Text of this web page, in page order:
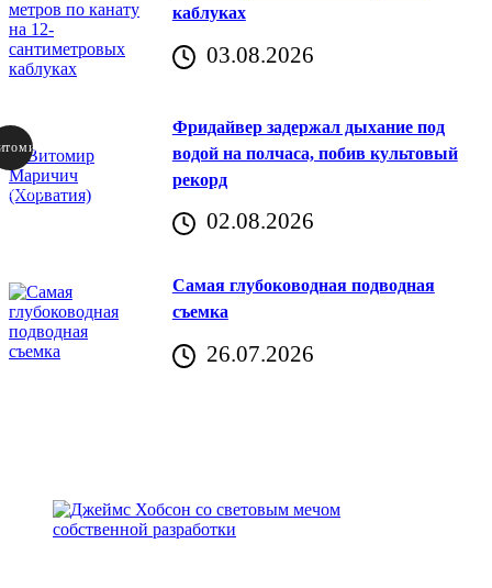
каблуках
03.08.2026
Фридайвер задержал дыхание под
водой на полчаса, побив культовый
рекорд
02.08.2026
Самая глубоководная подводная
съемка
26.07.2026